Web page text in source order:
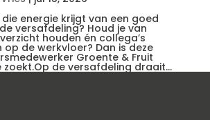
die energie krijgt van een goed
versafdeling? Houd je van
houden én collega’s
de werkvloer? Dan is deze
Groente & Fruit
zoekt.Op de versafdeling draait...